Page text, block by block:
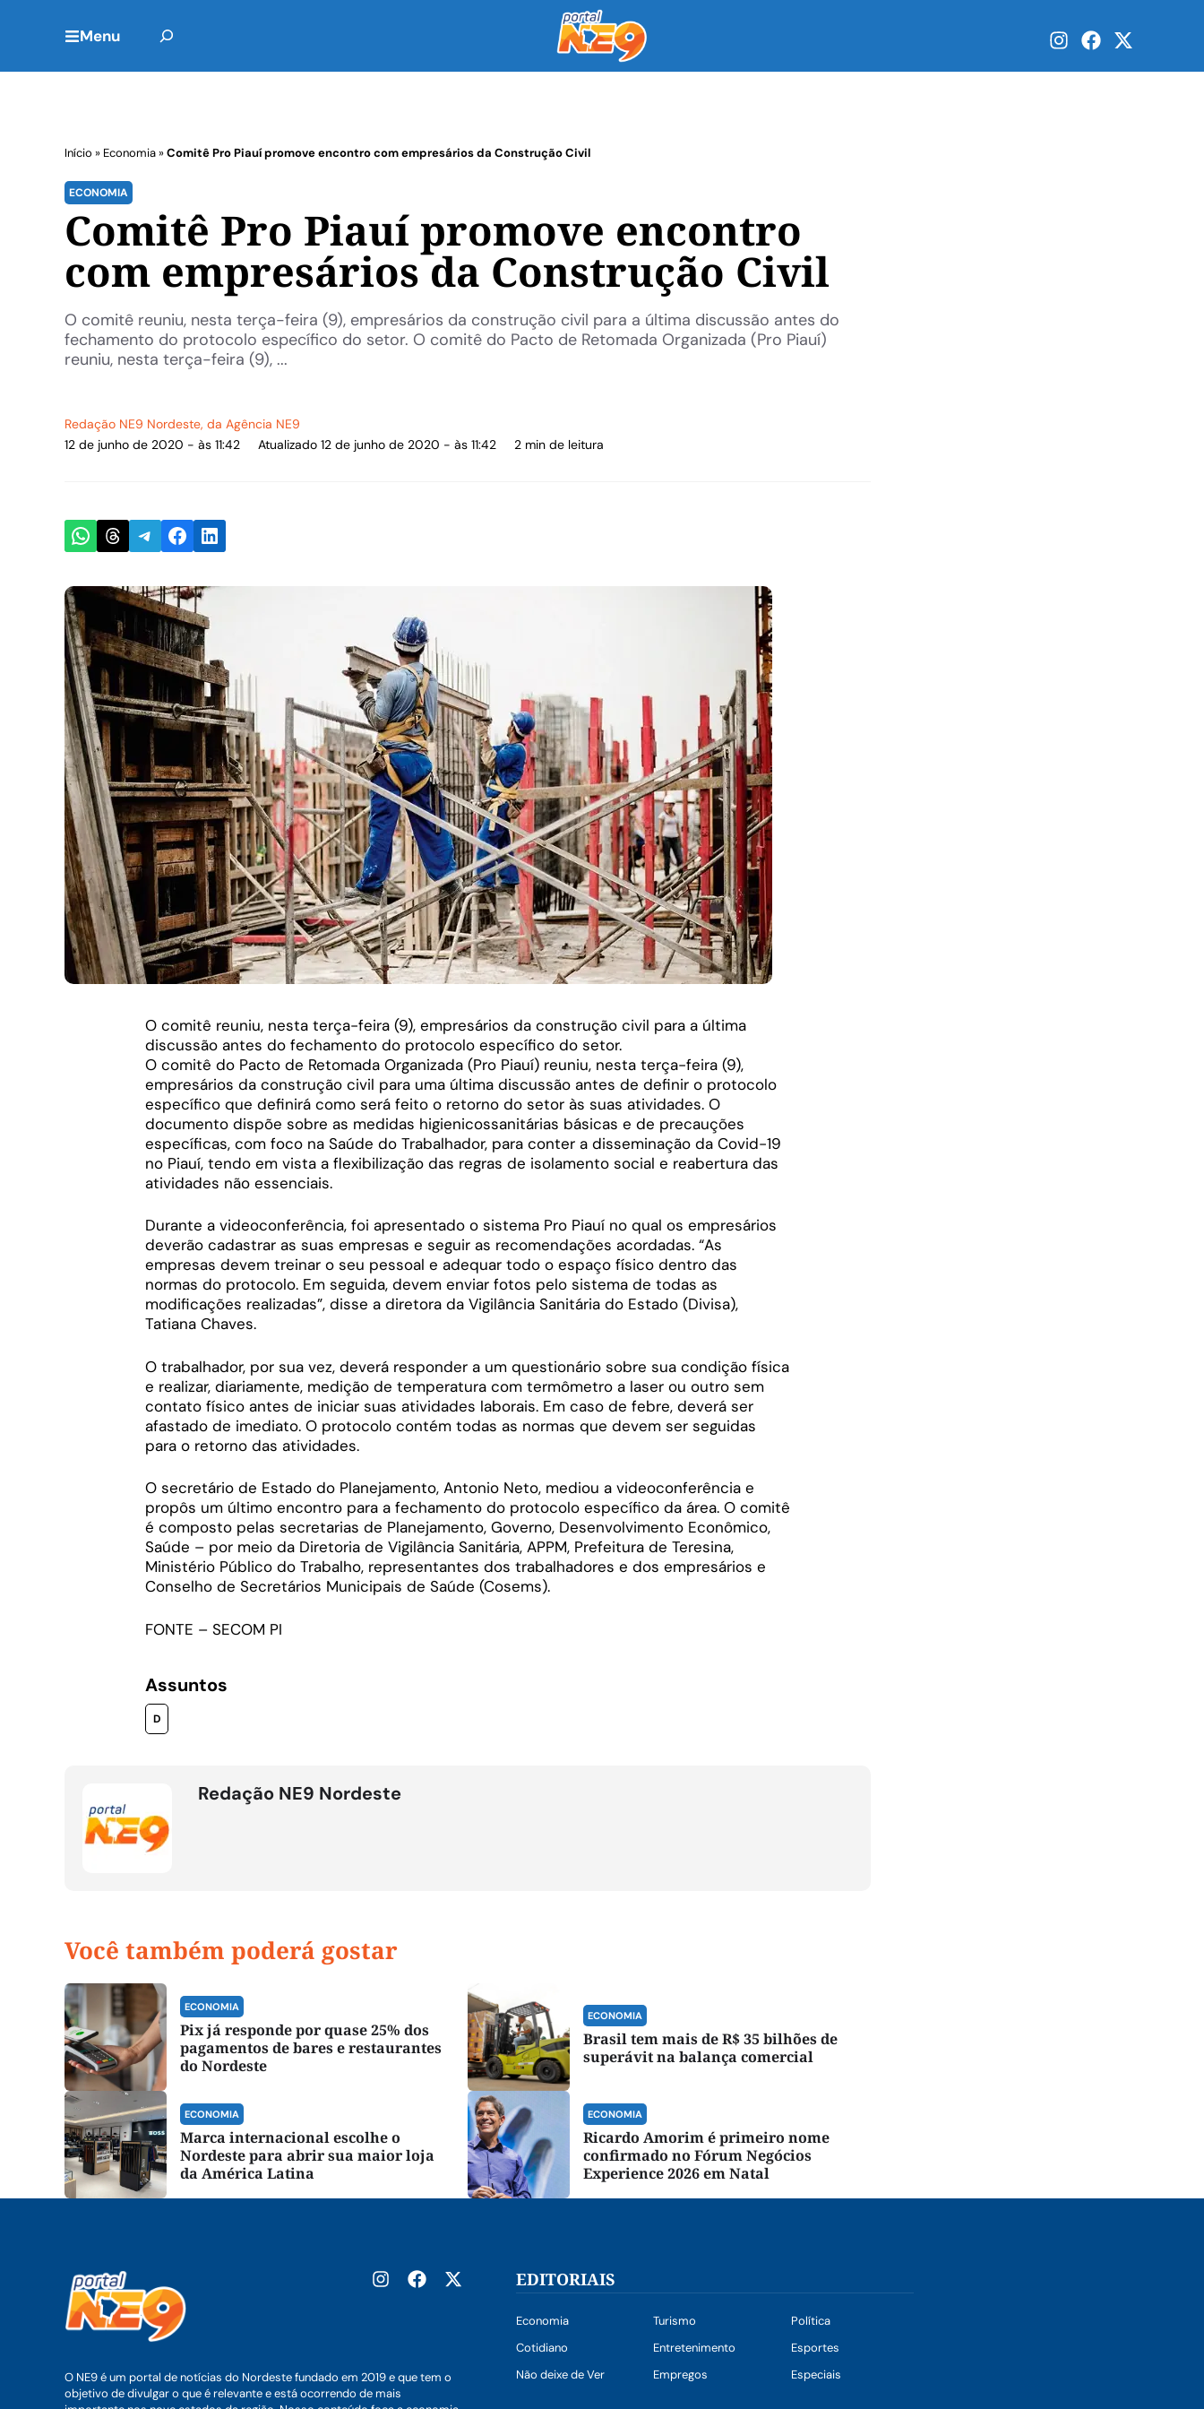
Menu
Início » Economia»Comitê Pro Piauí promove encontro com empresários da Construção Civil
ECONOMIA
Comitê Pro Piauí promove encontro
com empresários da Construção Civil
O comitê reuniu, nesta terça-feira (9), empresários da construção civil para a última discussão antes do
fechamento do protocolo específico do setor. O comitê do Pacto de Retomada Organizada (Pro Piauí)
reuniu, nesta terça-feira (9), ...
Redação NE9 Nordeste, da Agência NE9
12 de junho de 2020 - às 11:42
Atualizado 12 de junho de 2020 - às 11:42 2 min de leitura
Share on WhatsApp
Share on Threads
Share on Telegram
Share on Facebook
Share on LinkedIn
O comitê reuniu, nesta terça-feira (9), empresários da construção civil para a última
discussão antes do fechamento do protocolo específico do setor.
O comitê do Pacto de Retomada Organizada (Pro Piauí) reuniu, nesta terça-feira (9),
empresários da construção civil para uma última discussão antes de definir o protocolo
específico que definirá como será feito o retorno do setor às suas atividades. O
documento dispõe sobre as medidas higienicossanitárias básicas e de precauções
específicas, com foco na Saúde do Trabalhador, para conter a disseminação da Covid-19
no Piauí, tendo em vista a flexibilização das regras de isolamento social e reabertura das
atividades não essenciais.
Durante a videoconferência, foi apresentado o sistema Pro Piauí no qual os empresários
deverão cadastrar as suas empresas e seguir as recomendações acordadas. “As
empresas devem treinar o seu pessoal e adequar todo o espaço físico dentro das
normas do protocolo. Em seguida, devem enviar fotos pelo sistema de todas as
modificações realizadas”, disse a diretora da Vigilância Sanitária do Estado (Divisa),
Tatiana Chaves.
O trabalhador, por sua vez, deverá responder a um questionário sobre sua condição física
e realizar, diariamente, medição de temperatura com termômetro a laser ou outro sem
contato físico antes de iniciar suas atividades laborais. Em caso de febre, deverá ser
afastado de imediato. O protocolo contém todas as normas que devem ser seguidas
para o retorno das atividades.
O secretário de Estado do Planejamento, Antonio Neto, mediou a videoconferência e
propôs um último encontro para a fechamento do protocolo específico da área. O comitê
é composto pelas secretarias de Planejamento, Governo, Desenvolvimento Econômico,
Saúde – por meio da Diretoria de Vigilância Sanitária, APPM, Prefeitura de Teresina,
Ministério Público do Trabalho, representantes dos trabalhadores e dos empresários e
Conselho de Secretários Municipais de Saúde (Cosems).
FONTE – SECOM PI
Assuntos
D
Redação NE9 Nordeste
Você também poderá gostar
ECONOMIA
Pix já responde por quase 25% dos
pagamentos de bares e restaurantes
do Nordeste
ECONOMIA
Brasil tem mais de R$ 35 bilhões de
superávit na balança comercial
ECONOMIA
Marca internacional escolhe o
Nordeste para abrir sua maior loja
da América Latina
ECONOMIA
Ricardo Amorim é primeiro nome
confirmado no Fórum Negócios
Experience 2026 em Natal
O NE9 é um portal de notícias do Nordeste fundado em 2019 e que tem o
objetivo de divulgar o que é relevante e está ocorrendo de mais
EDITORIAIS
Economia Turismo
Política
Cotidiano
Entretenimento
Esportes
Não deixe de Ver
Empregos Especiais